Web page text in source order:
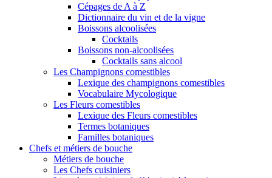
Cépages de A à Z
Dictionnaire du vin et de la vigne
Boissons alcoolisées
Cocktails
Boissons non-alcoolisées
Cocktails sans alcool
Les Champignons comestibles
Lexique des champignons comestibles
Vocabulaire Mycologique
Les Fleurs comestibles
Lexique des Fleurs comestibles
Termes botaniques
Familles botaniques
Chefs et métiers de bouche
Métiers de bouche
Les Chefs cuisiniers